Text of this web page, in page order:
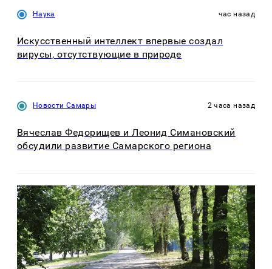
Наука час назад
Искусственный интеллект впервые создал
вирусы, отсутствующие в природе
Новости Самары 2 часа назад
Вячеслав Федорищев и Леонид Симановский
обсудили развитие Самарского региона